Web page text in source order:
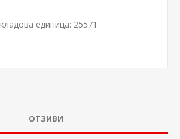
единица: 25571
ОТЗИВИ